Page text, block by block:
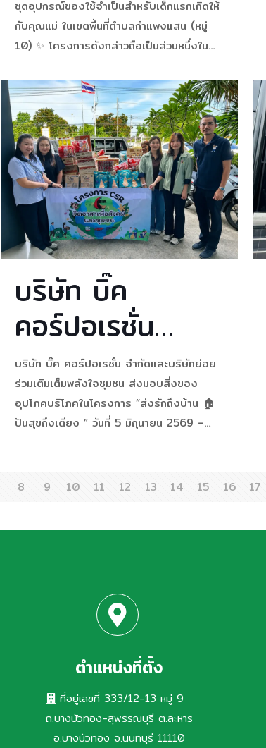
ย่อย ส่งมอบ
ความห่วงใยผ่าน
“🍼 โครงการ
BIC BOX FOR
BABY 🧸” ประจำ
ปี 2569 เสริม
สร้างสุขอนามัย
และพัฒนาการ
เด็กในชุมชน
ชุดอุปกรณ์ของใช้จำเป็นสำหรับเด็กแรกเกิดให้
กับคุณแม่ ในเขตพื้นที่ตำบลกำแพงแสน (หมู่
10) ✨ โครงการดังกล่าวถือเป็นส่วนหนึ่งใน
(Corporate Social Responsibility: CSR)
ที่บริษัทฯ ยึดถือปฏิบัติมาอย่างต่อเนื่อง 🤍
บริษัท บิ๊ค
คอร์ปอเรชั่น
จำกัดและบริษัท
ย่อย ร่วมเติมเต็ม
พลังใจชุมชน ส่ง
อุปโภคบริโภคใน
โครงการ “ส่งรัก
บริษัท บิ๊ค คอร์ปอเรชั่น จำกัดและบริษัทย่อย
ร่วมเติมเต็มพลังใจชุมชน ส่งมอบสิ่งของ
อุปโภคบริโภคในโครงการ “ส่งรักถึงบ้าน 🏠
ปันสุขถึงเตียง ” วันที่ 5 มิถุนายน 2569 –
สังคม ร่วมส่งต่อความห่วงใยและสุขภาวะที่ดีสู่
8 9 10 11 12 13 14 15 16 17
ตำแหน่งที่ตั้ง
ที่อยู่เลขที่ 333/12-13 หมู่ 9
ถ.บางบัวทอง-สุพรรณบุรี ต.ละหาร
อ.บางบัวทอง จ.นนทบุรี 11110